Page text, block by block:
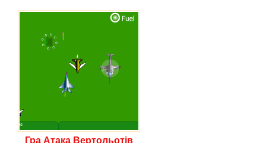
Гра Атака Вертольотів